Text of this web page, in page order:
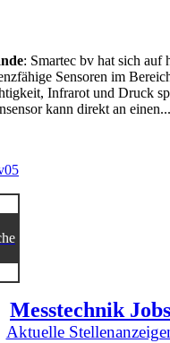
: Smartec bv hat sich auf
Sensoren im
Infrarot und Druck
kann direkt an einen...
Messtechnik Jobs
Aktuelle